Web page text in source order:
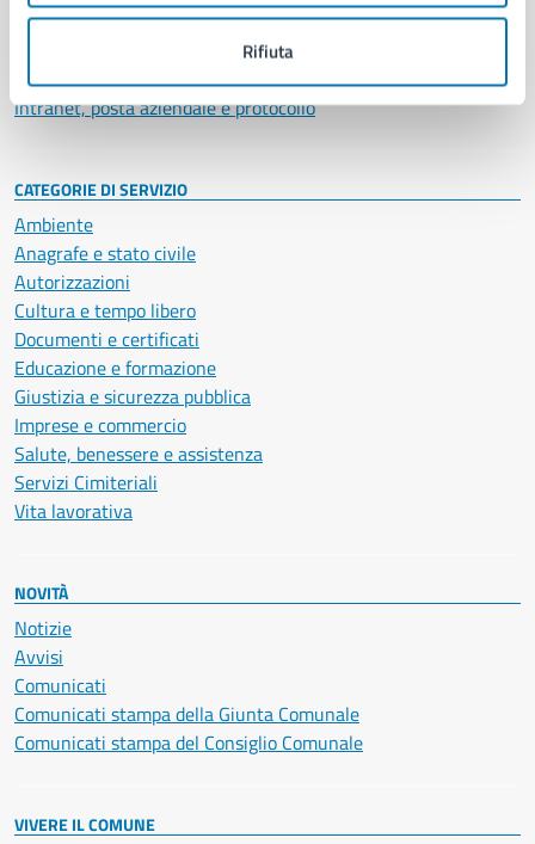
Rifiuta
Politici
Documenti e dati
Intranet, posta aziendale e protocollo
CATEGORIE DI SERVIZIO
Ambiente
Anagrafe e stato civile
Autorizzazioni
Cultura e tempo libero
Documenti e certificati
Educazione e formazione
Giustizia e sicurezza pubblica
Imprese e commercio
Salute, benessere e assistenza
Servizi Cimiteriali
Vita lavorativa
NOVITÀ
Notizie
Avvisi
Comunicati
Comunicati stampa della Giunta Comunale
Comunicati stampa del Consiglio Comunale
VIVERE IL COMUNE